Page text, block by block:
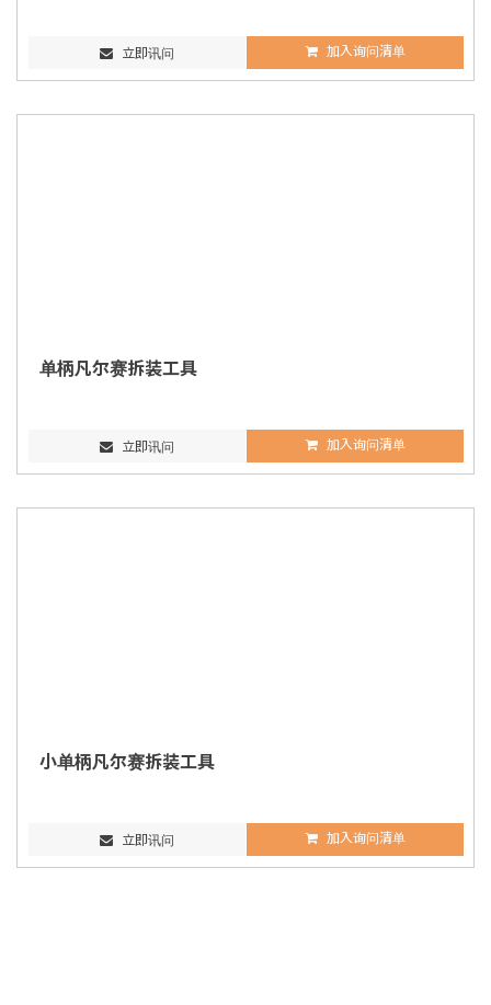
立即讯问 加入询问清单
单柄凡尔赛拆装工具
立即讯问 加入询问清单
小单柄凡尔赛拆装工具
立即讯问 加入询问清单